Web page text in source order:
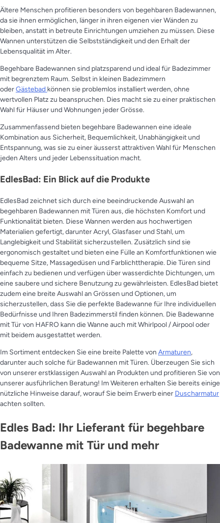
Ältere Menschen profitieren besonders von begehbaren Badewannen,
da sie ihnen ermöglichen, länger in ihren eigenen vier Wänden zu
bleiben, anstatt in betreute Einrichtungen umziehen zu müssen. Diese
Wannen unterstützen die Selbstständigkeit und den Erhalt der
Lebensqualität im Alter.
Begehbare Badewannen sind platzsparend und ideal für Badezimmer
mit begrenztem Raum. Selbst in kleinen Badezimmern
oderGästebad können sie problemlos installiert werden, ohne
wertvollen Platz zu beanspruchen. Dies macht sie zu einer praktischen
Wahl für Häuser und Wohnungen jeder Grösse.
Zusammenfassend bieten begehbare Badewannen eine ideale
Kombination aus Sicherheit, Bequemlichkeit, Unabhängigkeit und
Entspannung, was sie zu einer äusserst attraktiven Wahl für Menschen
jeden Alters und jeder Lebenssituation macht.
EdlesBad: Ein Blick auf die Produkte
EdlesBad zeichnet sich durch eine beeindruckende Auswahl an
begehbaren Badewannen mit Türen aus, die höchsten Komfort und
Funktionalität bieten. Diese Wannen werden aus hochwertigen
Materialien gefertigt, darunter Acryl, Glasfaser und Stahl, um
Langlebigkeit und Stabilität sicherzustellen. Zusätzlich sind sie
ergonomisch gestaltet und bieten eine Fülle an Komfortfunktionen wie
bequeme Sitze, Massagedüsen und Farblichttherapie. Die Türen sind
einfach zu bedienen und verfügen über wasserdichte Dichtungen, um
eine saubere und sichere Benutzung zu gewährleisten. EdlesBad bietet
zudem eine breite Auswahl an Grössen und Optionen, um
sicherzustellen, dass Sie die perfekte Badewanne für Ihre individuellen
Bedürfnisse und Ihren Badezimmerstil finden können. Die Badewanne
mit Tür von HAFRO kann die Wanne auch mit Whirlpool / Airpool oder
mit beidem ausgestattet werden.
Im Sortiment entdecken Sie eine breite Palette von Armaturen,
darunter auch solche für Badewannen mit Türen. Überzeugen Sie sich
von unserer erstklassigen Auswahl an Produkten und profitieren Sie von
unserer ausführlichen Beratung! Im Weiteren erhalten Sie bereits einige
nützliche Hinweise darauf, worauf Sie beim Erwerb einer Duscharmatur
achten sollten.
Edles Bad: Ihr Lieferant für begehbare
Badewanne mit Tür und mehr